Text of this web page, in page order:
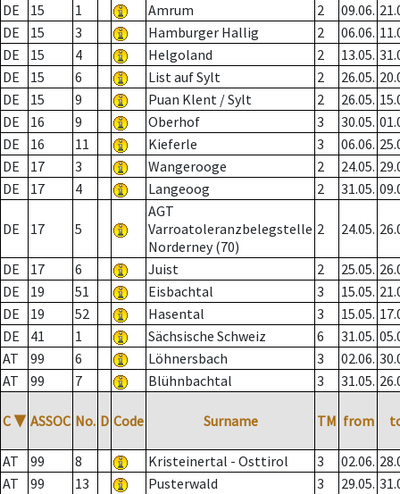
DE
15 1 Amrum 2 09.06.
DE
15 3 Hamburger Hallig 2 06.06.
DE
15 4 Helgoland 2 13.05.
DE
15 6 List auf Sylt 2 26.05.
DE
15 9 Puan Klent / Sylt 2 26.05.
DE
16 9 Oberhof 3 30.05.
DE
16 11 Kieferle 3 06.06.
DE
17 3 Wangerooge 2 24.05.
DE
17 4 Langeoog 2 31.05.
DE 17 5
AGT
Varroatoleranzbelegstelle
Norderney (70)
2 24.05.
DE 17 6 Juist 2 25.05.
DE
19 51 Eisbachtal 3 15.05.
DE
19 52 Hasental 3 15.05.
DE
41 1 Sächsische Schweiz 6 31.05.
AT
99 6 Löhnersbach 3 02.06.
AT
99 7 Blühnbachtal 3 31.05.
C ▼ ASSOC No. D Code Surname TM from
AT 99 8 Kristeinertal - Osttirol 3 02.06.
AT
99 13 Pusterwald 3 29.05.